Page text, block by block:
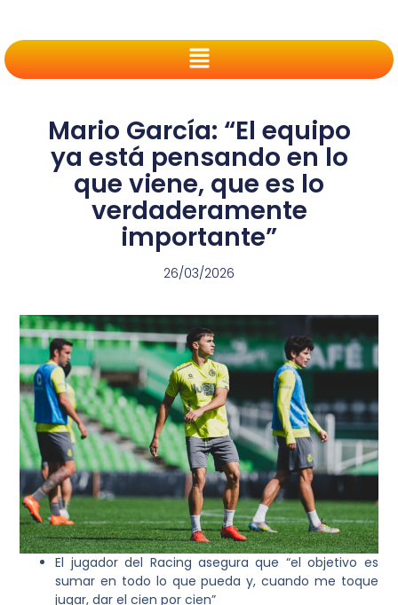
Mario García: “El equipo
ya está pensando en lo
que viene, que es lo
verdaderamente
importante”
26/03/2026
El jugador del Racing asegura que “el objetivo es
sumar en todo lo que pueda y, cuando me toque
jugar, dar el cien por cien”